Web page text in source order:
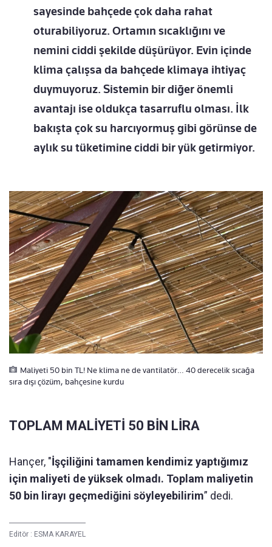
sayesinde bahçede çok daha rahat
oturabiliyoruz. Ortamın sıcaklığını ve
nemini ciddi şekilde düşürüyor. Evin içinde
klima çalışsa da bahçede klimaya ihtiyaç
duymuyoruz. Sistemin bir diğer önemli
avantajı ise oldukça tasarruflu olması. İlk
bakışta çok su harcıyormuş gibi görünse de
aylık su tüketimine ciddi bir yük getirmiyor.
Maliyeti 50 bin TL! Ne klima ne de vantilatör… 40 derecelik sıcağa
sıra dışı çözüm, bahçesine kurdu
TOPLAM MALİYETİ 50 BİN LİRA
Hançer, "İşçiliğini tamamen kendimiz yaptığımız
için maliyeti de yüksek olmadı. Toplam maliyetin
50 bin lirayı geçmediğini söyleyebilirim” dedi.
Editör : ESMA KARAYEL